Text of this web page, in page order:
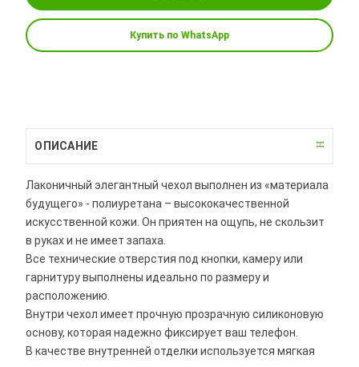
Купить по WhatsApp
ОПИСАНИЕ
Лаконичный элегантный чехол выполнен из «материала
будущего» - полиуретана – высококачественной
искусственной кожи. Он приятен на ощупь, не скользит
в руках и не имеет запаха.
Все технические отверстия под кнопки, камеру или
гарнитуру выполнены идеально по размеру и
расположению.
Внутри чехол имеет прочную прозрачную силиконовую
основу, которая надежно фиксирует ваш телефон.
В качестве внутренней отделки используется мягкая